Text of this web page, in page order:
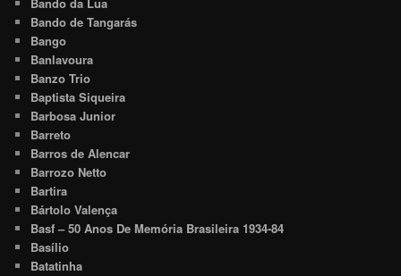
Bando de Tangarás
Bango
Banlavoura
Banzo Trio
Baptista Siqueira
Barbosa Junior
Barreto
Barros de Alencar
Barrozo Netto
Bartira
Bártolo Valença
Basf – 50 Anos De Memória Brasileira 1934-84
Basílio
Batatinha